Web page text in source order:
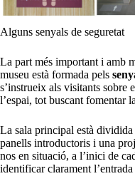
Alguns senyals de seguretat
La part més important i amb
museu està formada pels
s’instrueix als visitants sobre
l’espai, tot buscant fomentar
La sala principal està dividida
panells introductoris i una
nos en situació, a l’inici de
identificar clarament